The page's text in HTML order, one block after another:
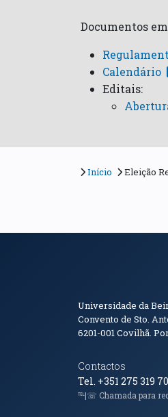
Documentos
Calendário
Editais:
Início Eleição
Universidade da
Convento de Sto.
6201-001Covilhã.
Contactos
Tel. +351 275 319
℡|☏ Chamada para